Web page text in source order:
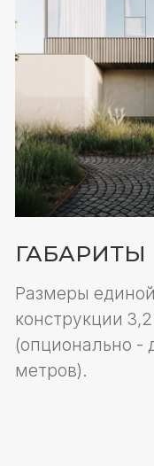
ГАБАРИТЫ
Размеры единой
конструкции 3,2 х
(опционально - до
метров).